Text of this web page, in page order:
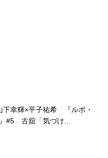
下幸輝×平子祐希 『ルポ・
#5 古舘「気づけ...